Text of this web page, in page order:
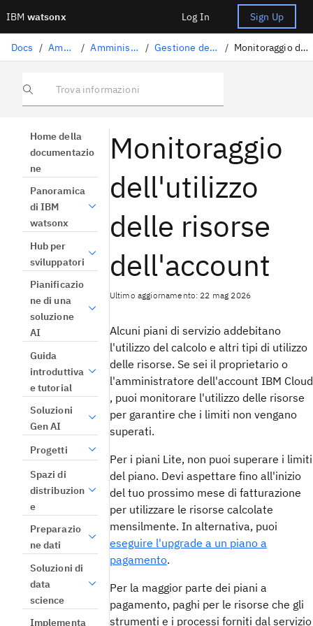
IBM watsonx Log In Sign Up
Docs / Amministrazione / Amministrazione su IBM Cloud / Gestione della piattaforma su IBM Cloud / Monitoraggio dell'utilizzo delle risorse dell'account
Trova informazioni
Home della
documentazio
ne
Panoramica
di IBM
watsonx
Hub per
sviluppatori
Pianificazio
ne di una
soluzione
AI
Guida
introduttiva
e tutorial
Soluzioni
Gen AI
Progetti
Spazi di
distribuzion
e
Preparazio
ne dati
Soluzioni di
data
science
Implementa
Monitoraggio
dell'utilizzo
delle risorse
dell'account
Ultimo aggiornamento: 22 mag 2026
Alcuni piani di servizio addebitano
l'utilizzo del calcolo e altri tipi di utilizzo
delle risorse. Se sei il proprietario o
l'amministratore dell'account IBM Cloud
, puoi monitorare l'utilizzo delle risorse
per garantire che i limiti non vengano
superati.
Per i piani Lite, non puoi superare i limiti
del piano. Devi aspettare fino all'inizio
del tuo prossimo mese di fatturazione
per utilizzare le risorse calcolate
mensilmente. In alternativa, puoi
eseguire l'upgrade a un piano a
pagamento.
Per la maggior parte dei piani a
pagamento, paghi per le risorse che gli
strumenti e i processi forniti dal servizio